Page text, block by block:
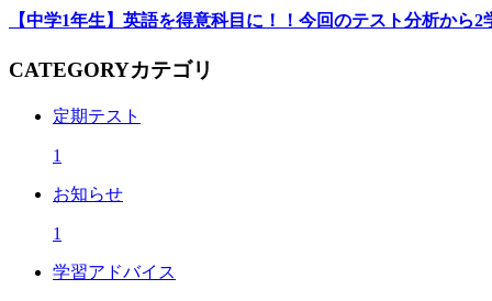
【中学1年生】英語を得意科目に！！今回のテスト分析から2
CATEGORYカテゴリ
定期テスト
1
お知らせ
1
学習アドバイス